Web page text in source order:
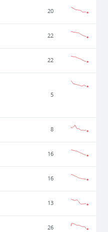
20
22
22
5
8
16
16
13
26